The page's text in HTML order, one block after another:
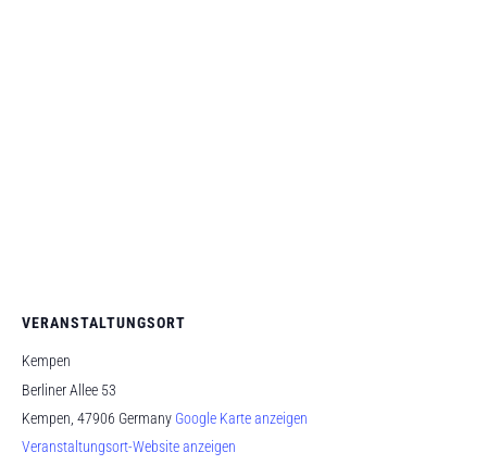
VERANSTALTUNGSORT
Kempen
Berliner Allee 53
Kempen, 47906 Germany Google Karte anzeigen
Veranstaltungsort-Website anzeigen